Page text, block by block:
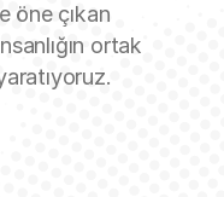
öne çıkan
ortak